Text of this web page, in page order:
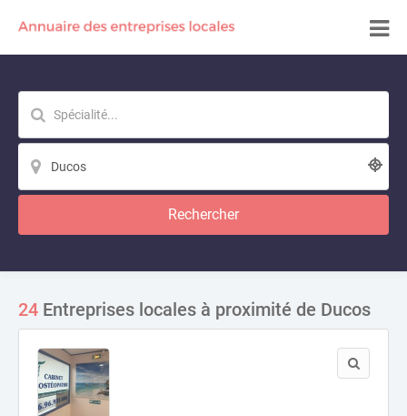
Rechercher
24 Entreprises locales à proximité de Ducos